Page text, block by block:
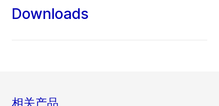
Downloads
相关产品